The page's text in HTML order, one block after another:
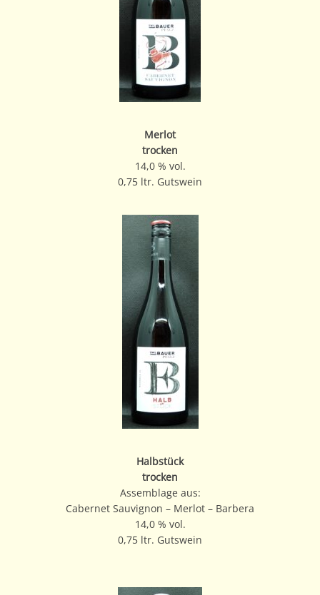
Merlot
trocken
14,0 % vol.
0,75 ltr. Gutswein
Halbstück
trocken
Assemblage aus:
Cabernet Sauvignon – Merlot – Barbera
14,0 % vol.
0,75 ltr. Gutswein